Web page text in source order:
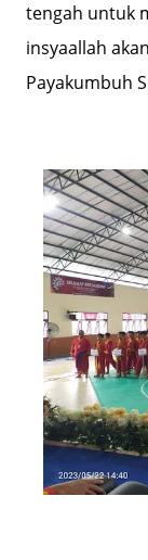
tengah untuk
insyaallah
Payakumbuh